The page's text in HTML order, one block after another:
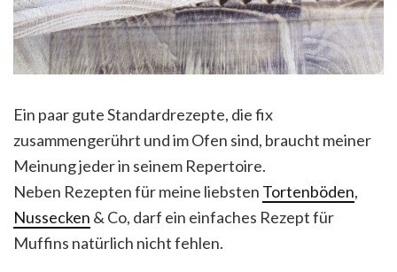
Ein paar gute Standardrezepte, die fix
zusammengerührt und im Ofen sind, braucht meiner
Meinung jeder in seinem Repertoire.
Neben Rezepten für meine liebsten Tortenböden,
Nussecken & Co, darf ein einfaches Rezept für
Muffins natürlich nicht fehlen.